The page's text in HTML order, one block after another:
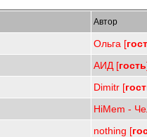
Автор
Ольга [
АИД [гость
Dimitr [
HiMem -
nothing [